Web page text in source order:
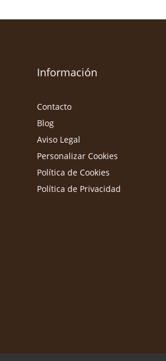
Información
Contacto
Blog
Aviso Legal
Personalizar Cookies
Política de Cookies
Política de Privacidad